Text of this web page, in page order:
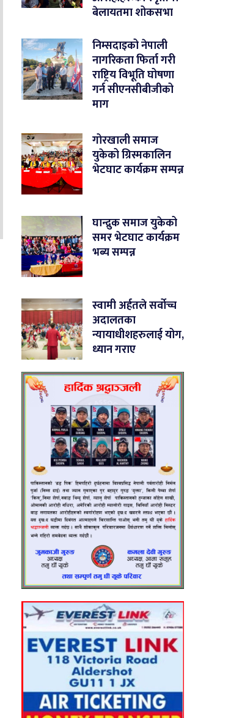
बेलायतमा शोकसभा
निम्सदाइको नेपाली
नागरिकता फिर्ता गरी
राष्ट्रिय विभूति घोषणा
गर्न सीएनसीबीजीको
माग
गोरखाली समाज
युकेको ग्रिस्मकालिन
भेटघाट कार्यक्रम सम्पन्न
घान्द्रुक समाज युकेको
समर भेटघाट कार्यक्रम
भब्य सम्पन्न
स्वामी अर्हतले सर्वोच्च
अदालतका
न्यायाधीशहरुलाई योग,
ध्यान गराए